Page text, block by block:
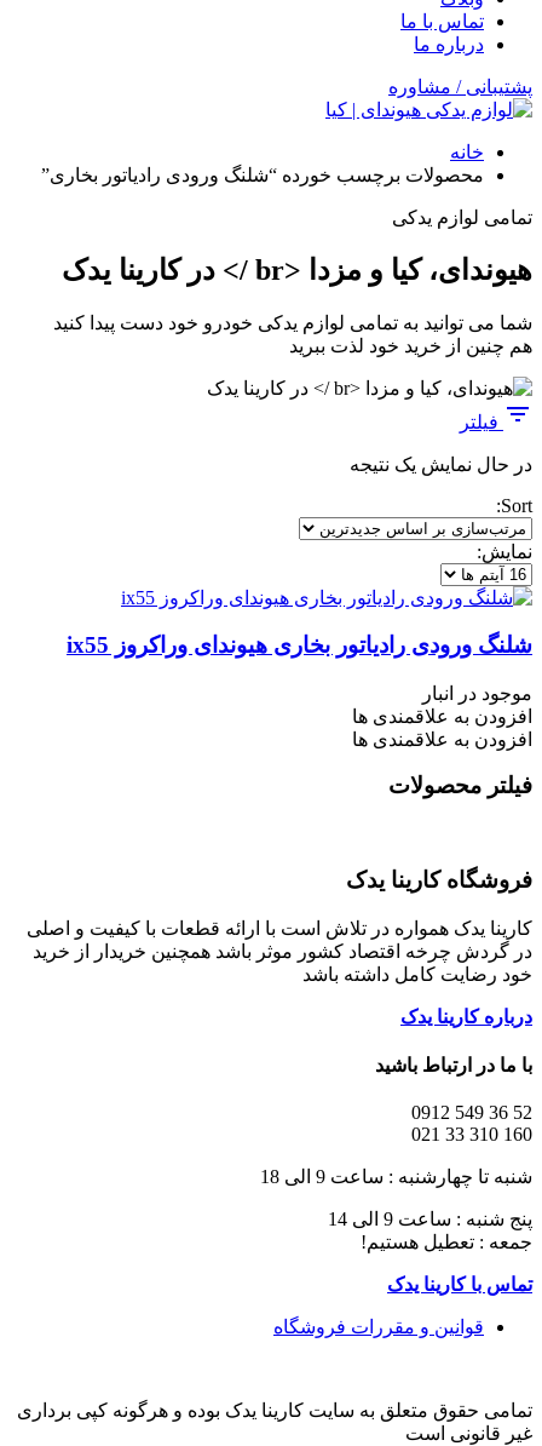
تماس با ما
درباره ما
پشتیبانی / مشاوره
خانه
محصولات برچسب خورده “شلنگ ورودی رادیاتور بخاری”
تمامی لوازم یدکی
هیوندای، کیا و مزدا <br /> در کارینا یدک
شما می توانید به تمامی لوازم یدکی خودرو خود دست پیدا کنید
هم چنین از خرید خود لذت ببرید
فیلتر
در حال نمایش یک نتیجه
Sort:
نمایش:
شلنگ ورودی رادیاتور بخاری هیوندای وراکروز ix55
موجود در انبار
افزودن به علاقمندی ها
افزودن به علاقمندی ها
فیلتر محصولات
فروشگاه کارینا یدک
کارینا یدک همواره در تلاش است با ارائه قطعات با کیفیت و اصلی
در گردش چرخه اقتصاد کشور موثر باشد همچنین خریدار از خرید
خود رضایت کامل داشته باشد
درباره کارینا یدک
با ما در ارتباط باشید
52 36 549 0912
160 310 33 021
شنبه تا چهارشنبه : ساعت 9 الی 18
پنج شنبه : ساعت 9 الی 14
جمعه : تعطیل هستیم!
تماس با کارینا یدک
قوانین و مقررات فروشگاه
تمامی حقوق متعلق به سایت کارینا یدک بوده و هرگونه کپی برداری
غیر قانونی است